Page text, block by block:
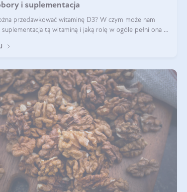
i suplementacja
przedawkować witaminę D3? W czym może nam
tą witaminą i jaką rolę w ogóle pełni ona w
jest jesienią i zimą, ale czy wiesz, dlaczego warto to